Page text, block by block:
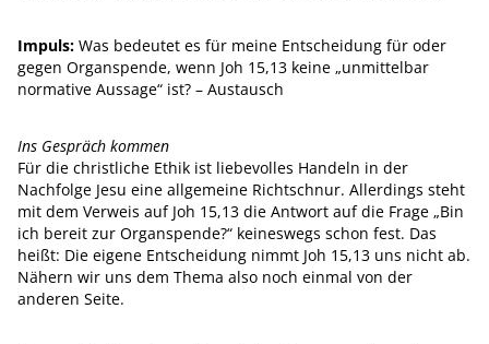
Impuls: Was bedeutet es für meine Entscheidung für oder
gegen Organspende, wenn Joh 15,13 keine „unmittelbar
normative Aussage“ ist? – Austausch
Ins Gespräch kommen
Für die christliche Ethik ist liebevolles Handeln in der
Nachfolge Jesu eine allgemeine Richtschnur. Allerdings steht
mit dem Verweis auf Joh 15,13 die Antwort auf die Frage „Bin
ich bereit zur Organspende?“ keineswegs schon fest. Das
heißt: Die eigene Entscheidung nimmt Joh 15,13 uns nicht ab.
Nähern wir uns dem Thema also noch einmal von der
anderen Seite.